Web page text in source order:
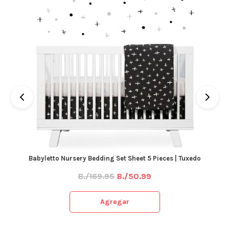
Babyletto Nursery Bedding Set Sheet 5 Pieces | Tuxedo
B./169.95 B./50.99
Agregar